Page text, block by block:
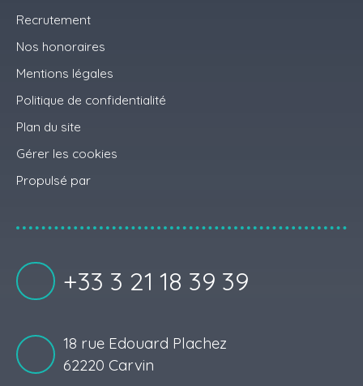
Recrutement
Nos honoraires
Mentions légales
Politique de confidentialité
Plan du site
Gérer les cookies
Propulsé par
+33 3 21 18 39 39
18 rue Edouard Plachez
62220 Carvin